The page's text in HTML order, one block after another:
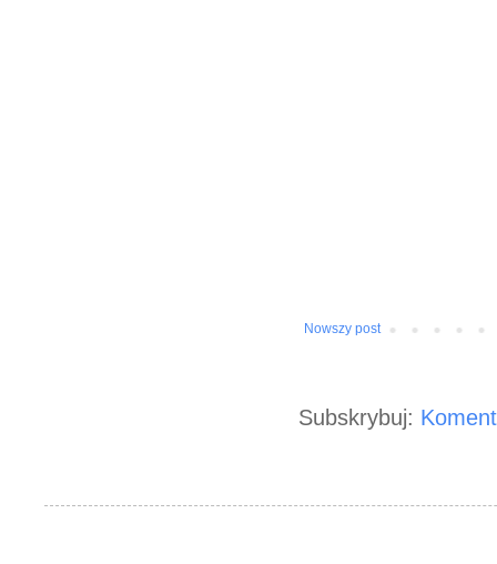
Nowszy post
Subskrybuj: